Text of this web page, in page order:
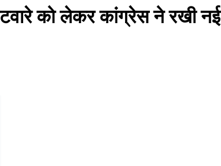
को लेकर कांग्रेस ने रखी नई